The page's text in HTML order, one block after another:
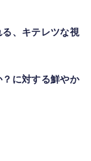
る、キテレツな視
？に対する鮮やか